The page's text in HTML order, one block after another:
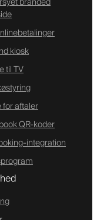
kiosk
til TV
for aftaler
QR-koder
integration